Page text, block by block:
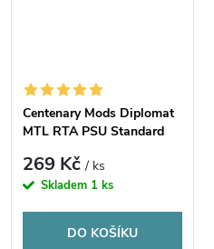
Centenary Mods Diplomat
MTL RTA PSU Standard
269 Kč/ ks
Skladem 1 ks
DO KOŠÍKU